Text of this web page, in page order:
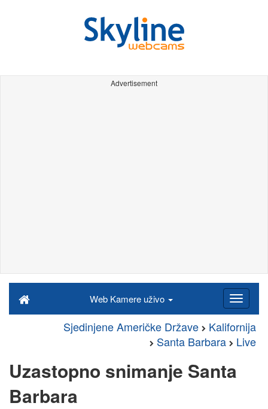
Advertisement
Web Kamere uživo
Sjedinjene Američke Države
Kalifornija
Santa Barbara
Live
Uzastopno snimanje Santa
Barbara